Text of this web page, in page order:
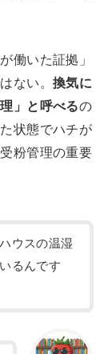
働いた証拠」
ない。 換気に
」と呼べるの
状態でハチが
粉管理の重要
ウスの温湿
るんです